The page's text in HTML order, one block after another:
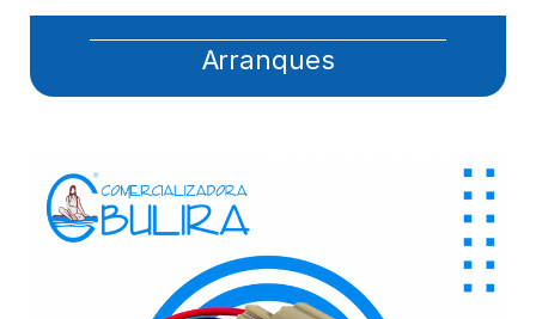
Arranques